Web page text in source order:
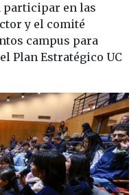
participar en las
y el comité
campus para
Plan Estratégico UC